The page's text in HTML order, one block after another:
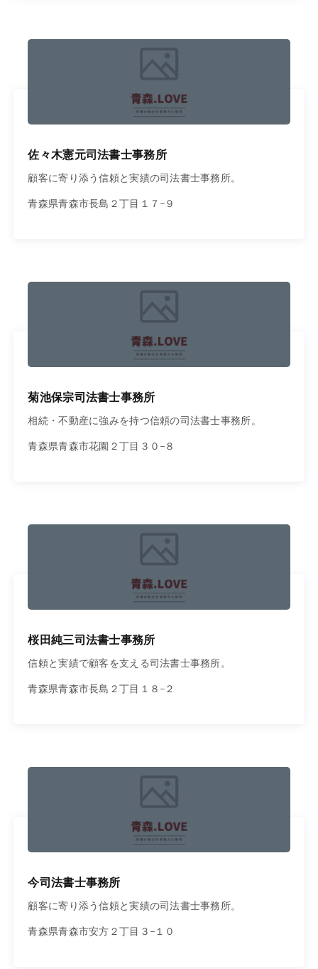
佐々木憲元司法書士事務所
顧客に寄り添う信頼と実績の司法書士事務所。
青森県青森市長島２丁目１７−９
菊池保宗司法書士事務所
相続・不動産に強みを持つ信頼の司法書士事務所。
青森県青森市花園２丁目３０−８
桜田純三司法書士事務所
信頼と実績で顧客を支える司法書士事務所。
青森県青森市長島２丁目１８−２
今司法書士事務所
顧客に寄り添う信頼と実績の司法書士事務所。
青森県青森市安方２丁目３−１０